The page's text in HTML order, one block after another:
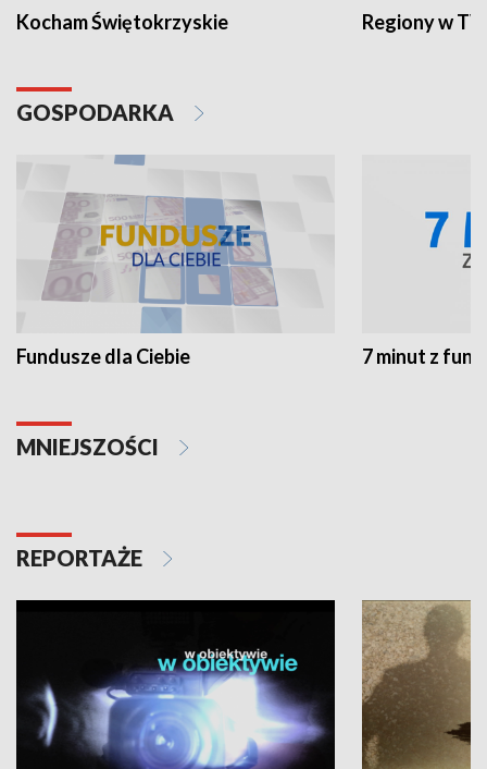
Kocham Świętokrzyskie Regiony w
GOSPODARKA
Fundusze dla Ciebie 7 minut z
MNIEJSZOŚCI
REPORTAŻE